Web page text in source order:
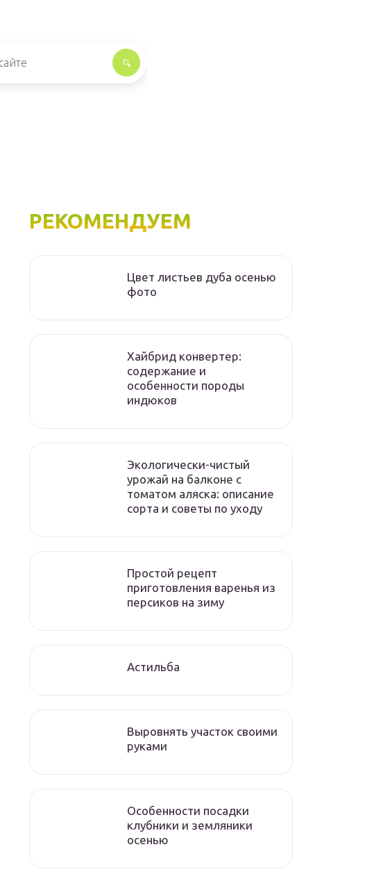
РЕКОМЕНДУЕМ
Цвет листьев дуба осенью
фото
Хайбрид конвертер:
содержание и
особенности породы
индюков
Экологически-чистый
урожай на балконе с
томатом аляска: описание
сорта и советы по уходу
Простой рецепт
приготовления варенья из
персиков на зиму
Астильба
Выровнять участок своими
руками
Особенности посадки
клубники и земляники
осенью